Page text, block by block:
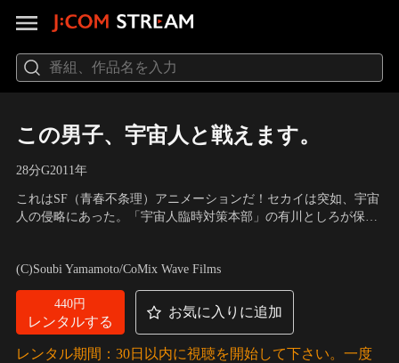
この男子、宇宙人と戦えます。
28分G2011年
これはSF（青春不条理）アニメーションだ！セカイは突如、宇宙
人の侵略にあった。「宇宙人臨時対策本部」の有川としろが保護
宇宙人と戦う、カカシ。だが、カカシが戦う理由を失った時、事
態は急変。それぞれの想いがすれ違い、そして…。
(C)Soubi Yamamoto/CoMix Wave Films
440円
レンタルする
お気に入りに追加
レンタル期間：30日以内に視聴を開始して下さい。一度